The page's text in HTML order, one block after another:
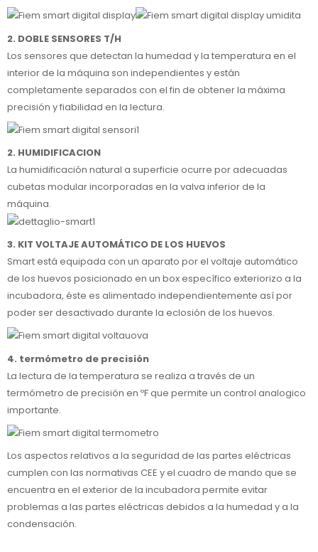
2. DOBLE SENSORES T/H
Los sensores que detectan la humedad y la temperatura en el
interior de la máquina son independientes y están
completamente separados con el fin de obtener la máxima
precisión y fiabilidad en la lectura.
2. HUMIDIFICACION
La humidificación natural a superficie ocurre por adecuadas
cubetas modular incorporadas en la valva inferior de la
máquina.
3. KIT VOLTAJE AUTOMÁTICO DE LOS HUEVOS
Smart está equipada con un aparato por el voltaje automático
de los huevos posicionado en un box específico exteriorizo a la
incubadora, éste es alimentado independientemente así por
poder ser desactivado durante la eclosión de los huevos.
4. termómetro de precisión
La lectura de la temperatura se realiza a través de un
termómetro de precisión en ºF que permite un control analogico
importante.
Los aspectos relativos a la seguridad de las partes eléctricas
cumplen con las normativas CEE y el cuadro de mando que se
encuentra en el exterior de la incubadora permite evitar
problemas a las partes eléctricas debidos a la humedad y a la
condensación.